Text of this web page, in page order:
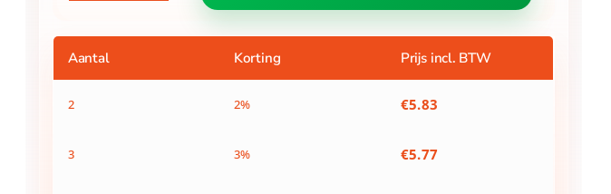
NonStick
aantal
Aantal Korting Prijs incl. BTW
2 2% €5.83
3 3% €5.77